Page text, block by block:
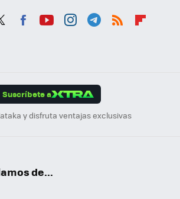
Suscríbete a
y disfruta ventajas exclusivas
de...